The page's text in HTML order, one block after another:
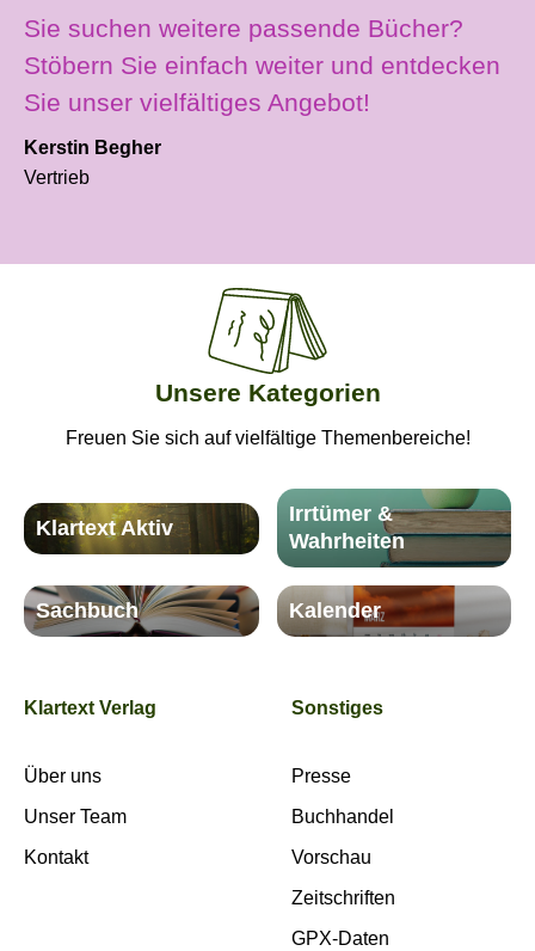
Sie suchen weitere passende Bücher?
Stöbern Sie einfach weiter und entdecken
Sie unser vielfältiges Angebot!
Kerstin Begher
Vertrieb
Unsere Kategorien
Freuen Sie sich auf vielfältige Themenbereiche!
Klartext Aktiv
Irrtümer &
Wahrheiten
Sachbuch Kalender
Klartext Verlag
Über uns
Unser Team
Kontakt
Sonstiges
Presse
Buchhandel
Vorschau
Zeitschriften
GPX-Daten